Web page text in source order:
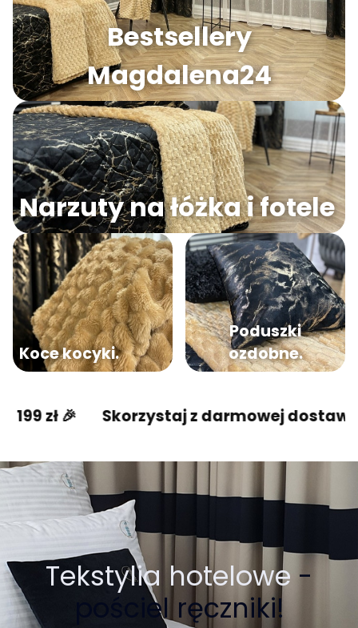
Bestsellery
Magdalena24
Narzuty na łóżka i fotele
Koce kocyki.
Poduszki
ozdobne.
Skorzystaj z darmowej dostawy od 199 zł
Tekstylia hotelowe -
pościel ręczniki!